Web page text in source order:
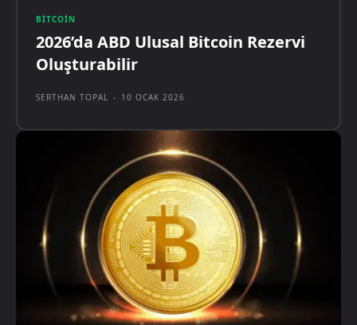
BITCOIN
2026’da ABD Ulusal Bitcoin Rezervi
Oluşturabilir
SERTHAN TOPAL - 10 OCAK 2026